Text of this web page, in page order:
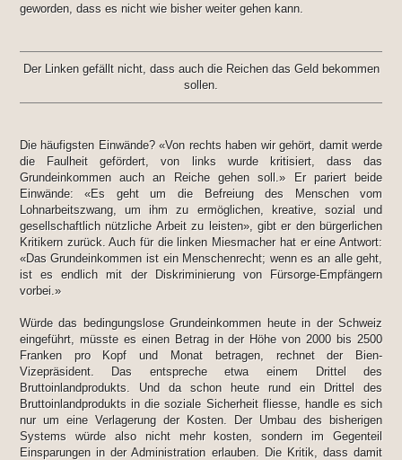
geworden, dass es nicht wie bisher weiter gehen kann.
Der Linken gefällt nicht, dass auch die Reichen das Geld bekommen
sollen.
Die häufigsten Einwände? «Von rechts haben wir gehört, damit werde
die Faulheit gefördert, von links wurde kritisiert, dass das
Grundeinkommen auch an Reiche gehen soll.» Er pariert beide
Einwände: «Es geht um die Befreiung des Menschen vom
Lohnarbeitszwang, um ihm zu ermöglichen, kreative, sozial und
gesellschaftlich nützliche Arbeit zu leisten», gibt er den bürgerlichen
Kritikern zurück. Auch für die linken Miesmacher hat er eine Antwort:
«Das Grundeinkommen ist ein Menschenrecht; wenn es an alle geht,
ist es endlich mit der Diskriminierung von Fürsorge-Empfängern
vorbei.»
Würde das bedingungslose Grundeinkommen heute in der Schweiz
eingeführt, müsste es einen Betrag in der Höhe von 2000 bis 2500
Franken pro Kopf und Monat betragen, rechnet der Bien-
Vizepräsident. Das entspreche etwa einem Drittel des
Bruttoinlandprodukts. Und da schon heute rund ein Drittel des
Bruttoinlandprodukts in die soziale Sicherheit fliesse, handle es sich
nur um eine Verlagerung der Kosten. Der Umbau des bisherigen
Systems würde also nicht mehr kosten, sondern im Gegenteil
Einsparungen in der Administration erlauben. Die Kritik, dass damit